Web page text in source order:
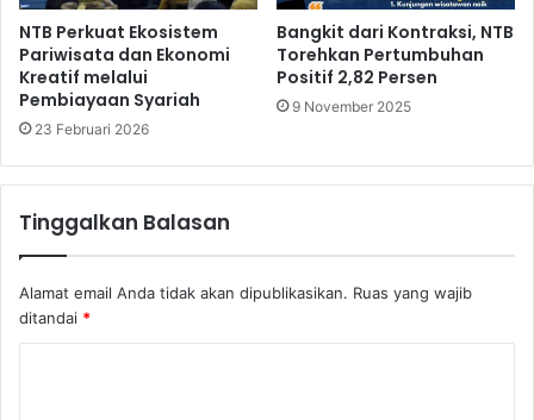
NTB Perkuat Ekosistem
Pariwisata dan Ekonomi
Kreatif melalui
Pembiayaan Syariah
23 Februari 2026
Bangkit dari Kontraksi, NTB
Torehkan Pertumbuhan
Positif 2,82 Persen
9 November 2025
Tinggalkan Balasan
Alamat email Anda tidak akan dipublikasikan. Ruas yang wajib
ditandai *